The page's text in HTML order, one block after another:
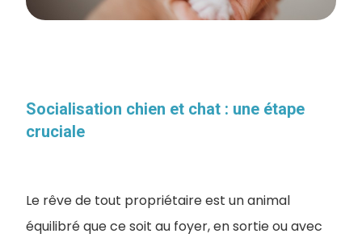
Socialisation chien et chat : une étape
cruciale
Le rêve de tout propriétaire est un animal
équilibré que ce soit au foyer, en sortie ou avec